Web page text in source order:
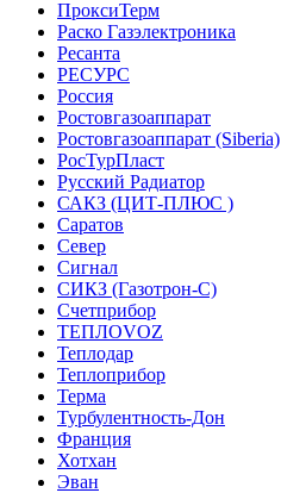
ПроксиТерм
Раско Газэлектроника
Ресанта
РЕСУРС
Россия
Ростовгазоаппарат
Ростовгазоаппарат (Siberia)
РосТурПласт
Русский Радиатор
САКЗ (ЦИТ-ПЛЮС )
Саратов
Север
Сигнал
СИКЗ (Газотрон-С)
Счетприбор
ТЕПЛОVOZ
Теплодар
Теплоприбор
Терма
Турбулентность-Дон
Франция
Хотхан
Эван